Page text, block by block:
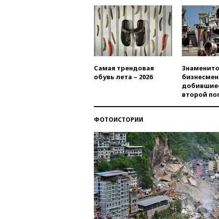
Самая трендовая
обувь лета – 2026
второй
ФОТОИСТОРИИ